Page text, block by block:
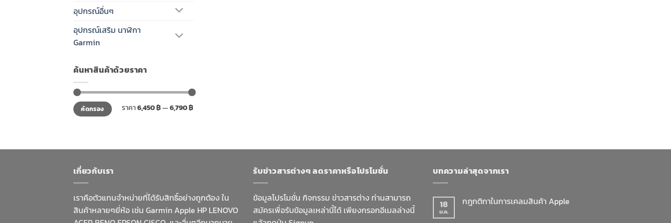
อุปกรณ์อื่นๆ
อุปกรณ์เสริม นาฬิกา
Garmin
ค้นหาสินค้าด้วยราคา
ราคา
ต่ำ
สุด
ราคา
สูงสุดคัดกรอง ราคา6,450 ฿—6,790 ฿
เกี่ยวกับเรา
เราคือตัวแทนจำหน่ายที่ได้รับสิทธิ์อย่างถูกต้อง ใน
สินค้าหลายๆยี่ห้อ เช่น Garmin Apple HP LENOVO
รับข่าวสารต่างๆ ลดราคาหรือโปรโมชั่น
ข้อมูลโปรโมชั่น กิจกรรม ข่าวสารต่าง ท่านสามารถ
สมัครเพื่อรับข้อมูลเหล่านี้ได้ เพียงกรอกอีเมลล่างนี้
บทความล่าสุดจากเรา
18
ม.ค.
กฎกติกาในการเคลมสินค้า Apple